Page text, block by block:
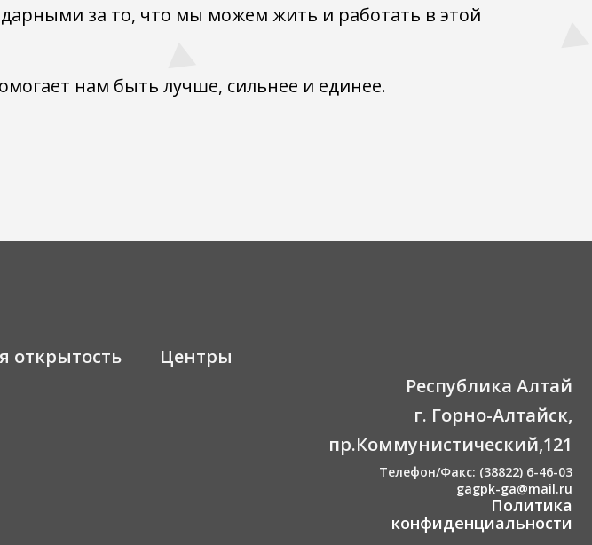
за то, что мы можем жить и работать в этой
нам быть лучше, сильнее и единее.
открытость
Центры
Республика Алтай
г. Горно-Алтайск,
пр.Коммунистический,121
Телефон/Факс: (38822) 6-46-03
gagpk-ga@mail.ru
Политика
конфиденциальности